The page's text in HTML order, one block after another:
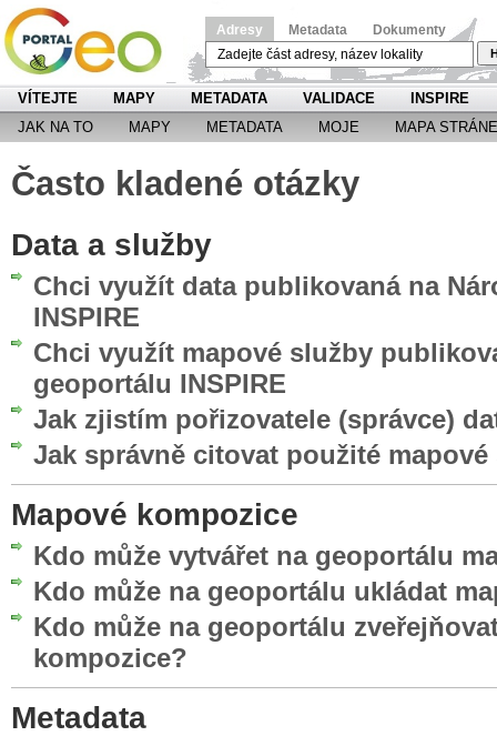
Adresy Metadata Dokumenty
VÍTEJTE MAPY METADATA VALIDACE
INSPIRE
JAK NA TO
MAPY METADATA MOJE MAPA
Často kladené otázky
Data a služby
Chci využít data publikovaná na
INSPIRE
Chci využít mapové služby
geoportálu INSPIRE
Jak zjistím pořizovatele (správce)
Jak správně citovat použité
Mapové kompozice
Kdo může vytvářet na geoportálu
Kdo může na geoportálu ukládat
Kdo může na geoportálu
kompozice?
Metadata